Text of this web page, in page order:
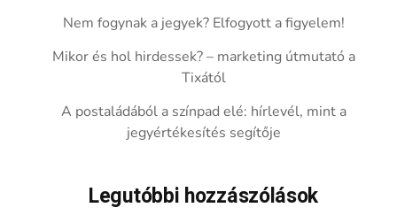
Nem fogynak a jegyek? Elfogyott a figyelem!
Mikor és hol hirdessek? – marketing útmutató a
Tixától
A postaládából a színpad elé: hírlevél, mint a
jegyértékesítés segítője
Legutóbbi hozzászólások